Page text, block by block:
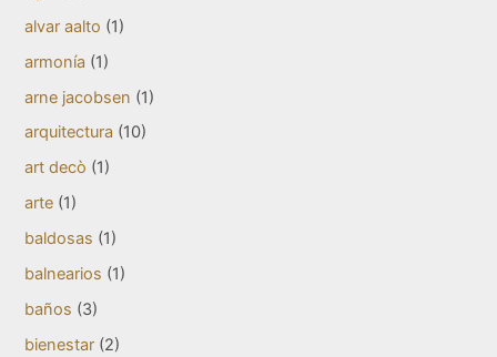
alvar aalto (1)
armonía (1)
arne jacobsen (1)
arquitectura (10)
art decò (1)
arte (1)
baldosas (1)
balnearios (1)
baños (3)
bienestar (2)